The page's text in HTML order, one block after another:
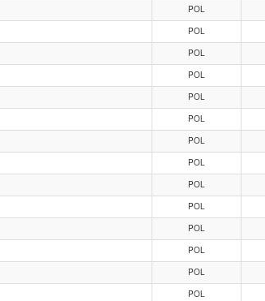
POL
POL
POL
POL
POL
POL
POL
POL
POL
POL
POL
POL
POL
POL